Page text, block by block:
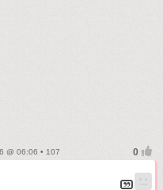
@ 06:06 • 107